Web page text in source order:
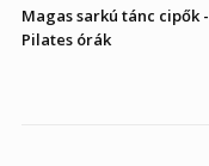
Magas sarkú tánc cipők
Pilates órák